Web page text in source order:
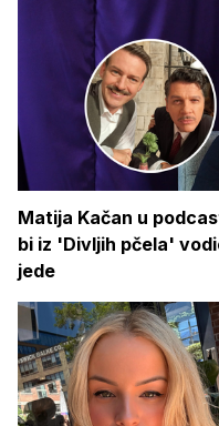
Matija Kačan u
bi iz 'Divljih pčela'
jede